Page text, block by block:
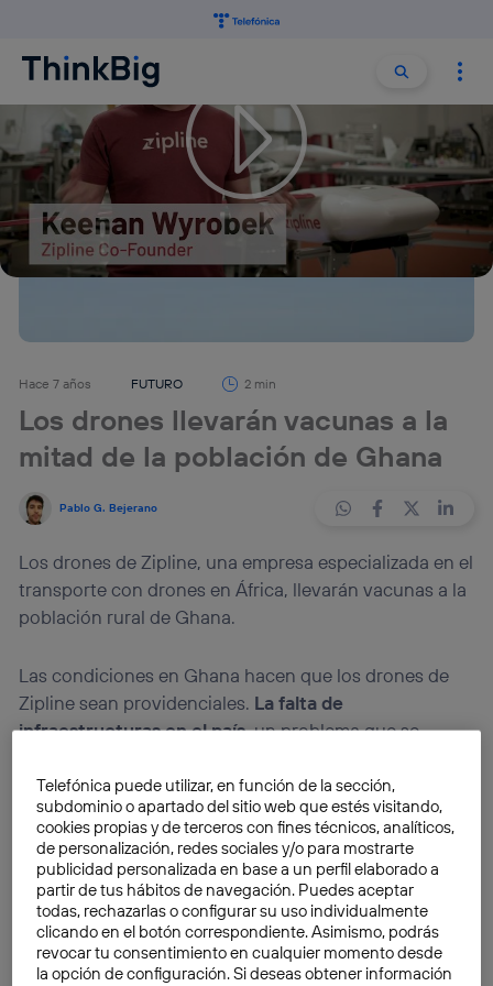
Buscar
Hace 7 años FUTURO 2 min
Los drones llevarán vacunas a la
mitad de la población de Ghana
Pablo G. Bejerano
Los drones de Zipline, una empresa especializada en el
transporte con drones en África, llevarán vacunas a la
población rural de Ghana.
Las condiciones en Ghana hacen que los drones de
Zipline sean providenciales. La falta de
infraestructuras en el país, un problema que se
alternativas. Y estas aeronaves no tripuladas van
camino de convertirse en estasalternativas para el
transporte, especialmente el de índole urgente, como
el sanitario.
La empresa californiana Zipline ha dado un nuevo
paso hacia esta meta con la ampliación de sus
operaciones en Ghana. En este país del África
Telefónica puede utilizar, en función de la sección,
subdominio o apartado del sitio web que estés visitando,
cookies propias y de terceros con fines técnicos, analíticos,
de personalización, redes sociales y/o para mostrarte
publicidad personalizada en base a un perfil elaborado a
partir de tus hábitos de navegación. Puedes aceptar
todas, rechazarlas o configurar su uso individualmente
clicando en el botón correspondiente. Asimismo, podrás
revocar tu consentimiento en cualquier momento desde
la opción de configuración. Si deseas obtener información